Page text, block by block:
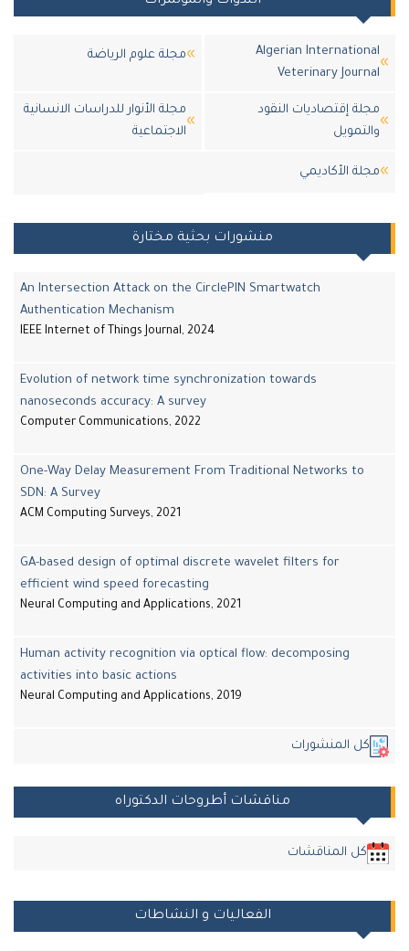
Algerian International
Veterinary Journal
مجلة علوم الرياضة
مجلة إقتصاديات النقود
والتمويل
مجلة الأنوار للدراسات الانسانية
الاجتماعية
مجلة اﻷكاديمي
منشورات بحثية مختارة
An Intersection Attack on the CirclePIN Smartwatch
Authentication Mechanism
IEEE Internet of Things Journal, 2024
Evolution of network time synchronization towards
nanoseconds accuracy: A survey
Computer Communications, 2022
One-Way Delay Measurement From Traditional Networks to
SDN: A Survey
ACM Computing Surveys, 2021
GA-based design of optimal discrete wavelet filters for
efficient wind speed forecasting
Neural Computing and Applications, 2021
Human activity recognition via optical flow: decomposing
activities into basic actions
Neural Computing and Applications, 2019
كل المنشورات
مناقشات أطروحات الدكتوراه
كل المناقشات
الفعاليات و النشاطات